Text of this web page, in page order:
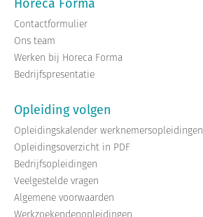
Contactformulier
Ons team
Werken bij Horeca Forma
Bedrijfspresentatie
Opleiding volgen
Opleidingskalender werknemersopleidingen
Opleidingsoverzicht in PDF
Bedrijfsopleidingen
Veelgestelde vragen
Algemene voorwaarden